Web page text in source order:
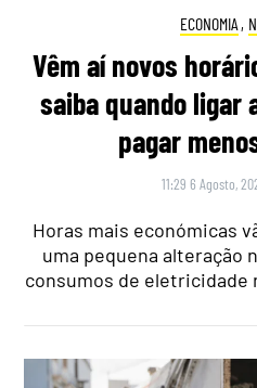
ECONOMIA ,
Vêm aí novos
saiba quando ligar
pagar
11:29 6 Agosto,
Horas mais económicas
uma pequena alteração
consumos de eletricidade